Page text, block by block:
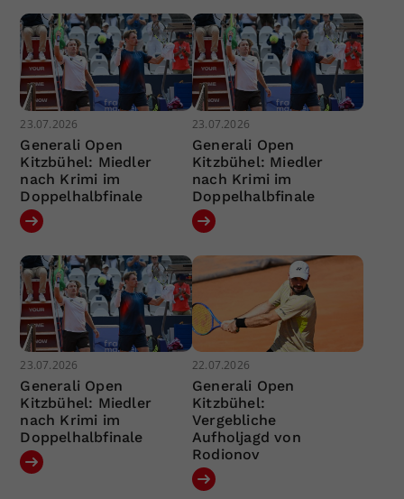
23.07.2026
Generali Open
Kitzbühel: Miedler
nach Krimi im
Doppelhalbfinale
23.07.2026
Generali Open
Kitzbühel: Miedler
nach Krimi im
Doppelhalbfinale
23.07.2026
Generali Open
Kitzbühel: Miedler
nach Krimi im
Doppelhalbfinale
22.07.2026
Generali Open
Kitzbühel:
Vergebliche
Aufholjagd von
Rodionov